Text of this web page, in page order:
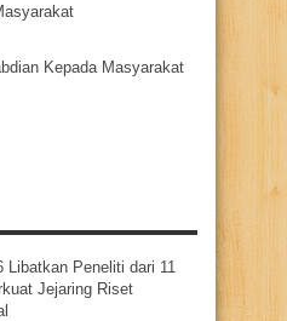
Kepada Masyarakat
Libatkan Peneliti dari 11
Jejaring Riset